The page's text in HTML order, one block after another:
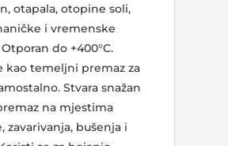
otapala, otopine soli,
i vremenske
do +400°C.
kao temeljni premaz za
Stvara snažan
na mjestima
zavarivanja, bušenja i